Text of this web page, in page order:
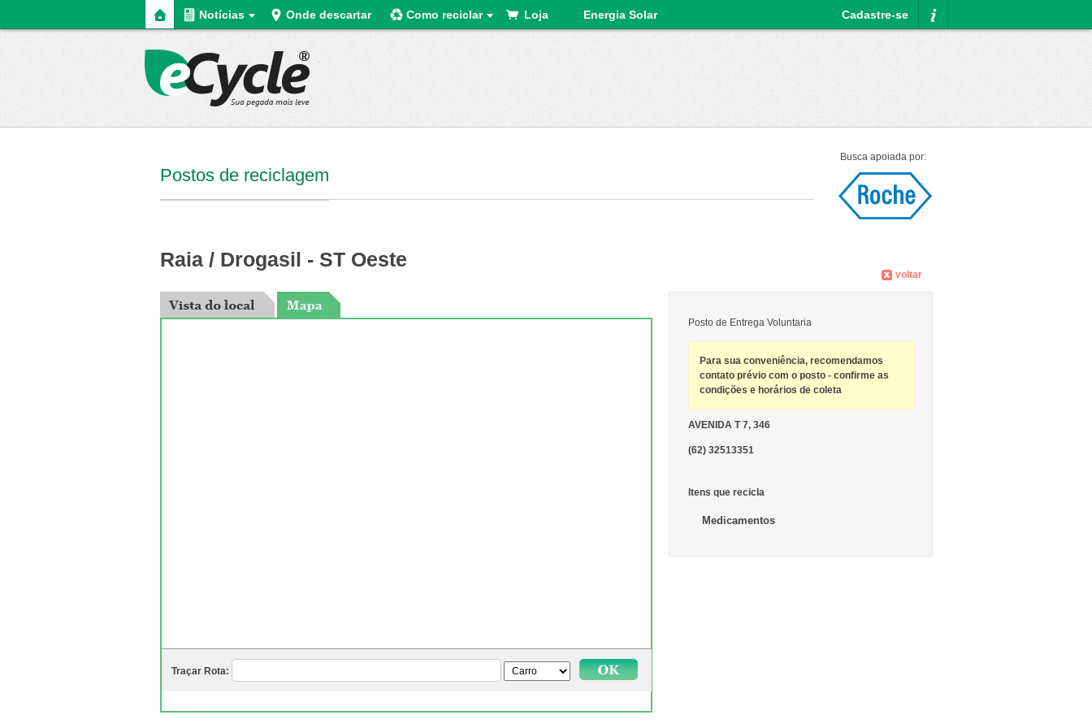
HomeNotícias Onde descartar Como reciclar Loja Energia Solar Cadastre-se
Postos de reciclagem
Busca apoiada por:
Raia / Drogasil - ST Oeste
voltar
Traçar Rota:
Posto de Entrega Voluntaria
Para sua conveniência, recomendamos
contato prévio com o posto - confirme as
condições e horários de coleta
AVENIDA T 7, 346
(62) 32513351
Itens que recicla
Medicamentos